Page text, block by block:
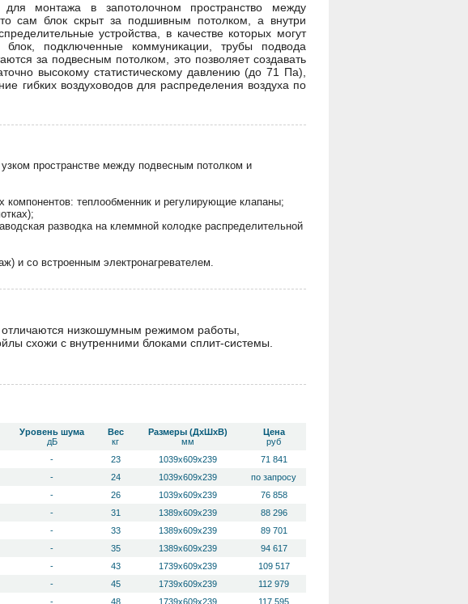
для монтажа в запотолочном пространство между
сам блок скрыт за подшивным потолком, а внутри
устройства, в качестве которых могут
подключенные коммуникации, трубы подвода
за подвесным потолком, это позволяет создавать
высокому статистическому давлению (до 71 Па),
гибких воздуховодов для распределения воздуха по
пространстве между подвесным потолком и
теплообменник и регулирующие клапаны;
разводка на клеммной колодке распределительной
и со встроенным электронагревателем.
низкошумным режимом работы,
схожи с внутренними блоками сплит-системы.
Уровень ш­ума
дБ
Вес
кг
Размеры (ДхШхВ)
мм
Цена
руб
- 23 1039x609x239
71 841
- 24 1039x609x239
по запросу
- 26 1039x609x239
76 858
- 31 1389x609x239
88 296
- 33 1389x609x239
89 701
- 35 1389x609x239
94 617
- 43 1739x609x239
109 517
- 45 1739x609x239
112 979
- 48 1739x609x239 117 595